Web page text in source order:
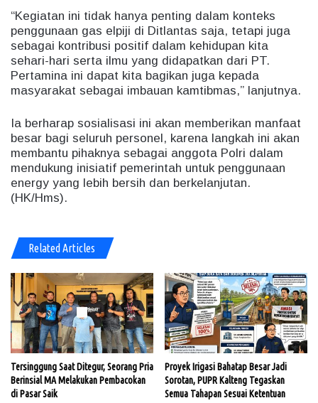
“Kegiatan ini tidak hanya penting dalam konteks
penggunaan gas elpiji di Ditlantas saja, tetapi juga
sebagai kontribusi positif dalam kehidupan kita
sehari-hari serta ilmu yang didapatkan dari PT.
Pertamina ini dapat kita bagikan juga kepada
masyarakat sebagai imbauan kamtibmas,” lanjutnya.
Ia berharap sosialisasi ini akan memberikan manfaat
besar bagi seluruh personel, karena langkah ini akan
membantu pihaknya sebagai anggota Polri dalam
mendukung inisiatif pemerintah untuk penggunaan
energy yang lebih bersih dan berkelanjutan.
(HK/Hms).
Related Articles
Tersinggung Saat Ditegur, Seorang Pria
Berinsial MA Melakukan Pembacokan
di Pasar Saik
Proyek Irigasi Bahatap Besar Jadi
Sorotan, PUPR Kalteng Tegaskan
Semua Tahapan Sesuai Ketentuan